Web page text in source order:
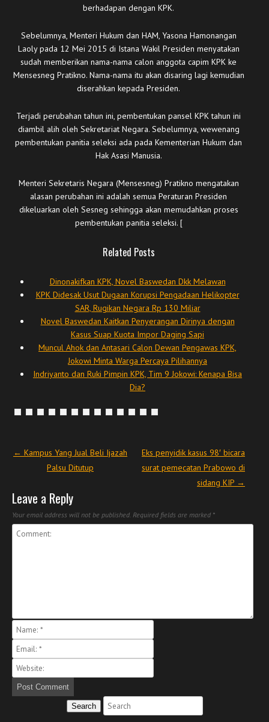
berhadapan dengan KPK.
Sebelumnya, Menteri Hukum dan HAM, Yasona Hamonangan
Laoly pada 12 Mei 2015 di Istana Wakil Presiden menyatakan
sudah memberikan nama-nama calon anggota capim KPK ke
Mensesneg Pratikno. Nama-nama itu akan disaring lagi kemudian
diserahkan kepada Presiden.
Terjadi perubahan tahun ini, pembentukan pansel KPK tahun ini
diambil alih oleh Sekretariat Negara. Sebelumnya, wewenang
pembentukan panitia seleksi ada pada Kementerian Hukum dan
Hak Asasi Manusia.
Menteri Sekretaris Negara (Mensesneg) Pratikno mengatakan
alasan perubahan ini adalah semua Peraturan Presiden
dikeluarkan oleh Sesneg sehingga akan memudahkan proses
pembentukan panitia seleksi. [
Related Posts
Dinonakifkan KPK, Novel Baswedan Dkk Melawan
KPK Didesak Usut Dugaan Korupsi Pengadaan Helikopter
SAR, Rugikan Negara Rp 130 Miliar
Novel Baswedan Kaitkan Penyerangan Dirinya dengan
Kasus Suap Kuota Impor Daging Sapi
Muncul Ahok dan Antasari Calon Dewan Pengawas KPK,
Jokowi Minta Warga Percaya Pilihannya
Indriyanto dan Ruki Pimpin KPK, Tim 9 Jokowi: Kenapa Bisa
Dia?
Post navigation
← Kampus Yang Jual Beli Ijazah
Palsu Ditutup
Eks penyidik kasus 98′ bicara
surat pemecatan Prabowo di
sidang KIP →
Leave a Reply
Your email address will not be published. Required fields are marked *
Search